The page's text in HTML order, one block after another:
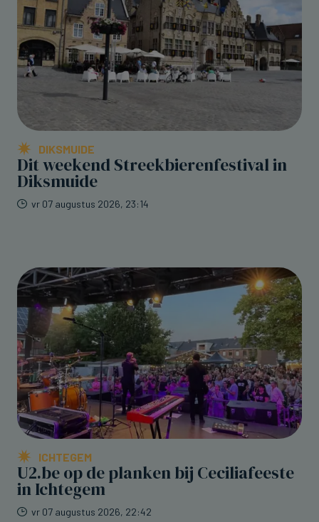
DIKSMUIDE
Dit weekend Streekbierenfestival in
Diksmuide
vr 07 augustus 2026, 23:14
ICHTEGEM
U2.be op de planken bij Ceciliafeeste
in Ichtegem
vr 07 augustus 2026, 22:42